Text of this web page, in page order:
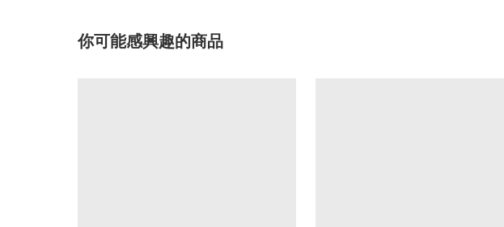
你可能感興趣的商品